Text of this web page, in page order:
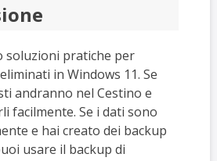
soluzioni pratiche per
in Windows 11. Se
andranno nel Cestino e
facilmente. Se i dati sono
e hai creato dei backup
usare il backup di